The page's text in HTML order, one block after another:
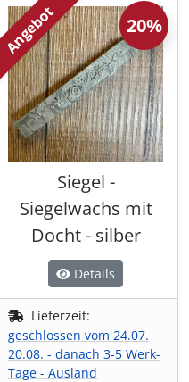
Angebot
Siegel -
Siegelwachs mit
Docht - silber
Details
Lieferzeit:
geschlossen vom 24.07.
20.08. - danach 3-5 Werk-
Tage - Ausland
20%